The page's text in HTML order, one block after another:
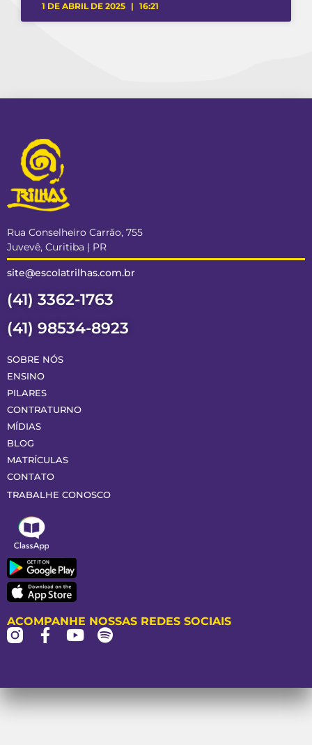
1 DE ABRIL DE 2025 16:21
Rua Conselheiro Carrão, 755
Juvevê, Curitiba | PR
site@escolatrilhas.com.br
(41) 3362-1763
(41) 98534-8923
SOBRE NÓS
ENSINO
PILARES
CONTRATURNO
MÍDIAS
BLOG
MATRÍCULAS
CONTATO
TRABALHE CONOSCO
ACOMPANHE NOSSAS REDES SOCIAIS